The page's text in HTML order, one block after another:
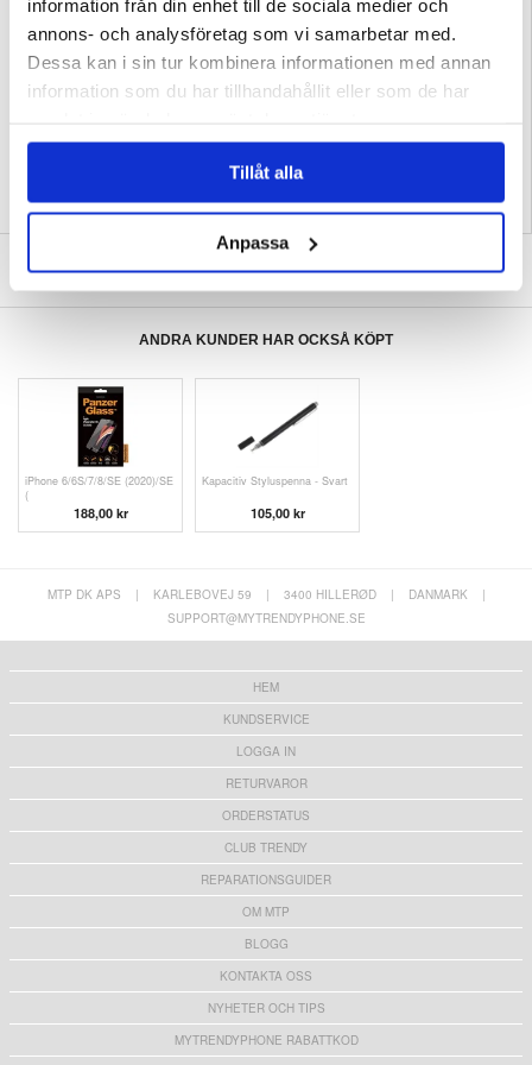
information från din enhet till de sociala medier och
annons- och analysföretag som vi samarbetar med.
Dessa kan i sin tur kombinera informationen med annan
information som du har tillhandahållit eller som de har
Tillåt alla
Anpassa
Kompatibilitet:
Motorola Edge 50 Neo
Förpackning:
Bulk
EAN: 5714122495259
SKRIV EN RECENSION
ANDRA KUNDER HAR OCKSÅ KÖPT
iPhone 6/6S/7/8/SE (2020)/SE
(
188,00 kr
Kapacitiv Styluspenna - Svart
105,00 kr
MTP DK APS | KARLEBOVEJ 59 | 3400 HILLERØD | DANMARK
|
SUPPORT@MYTRENDYPHONE.SE
HEM
KUNDSERVICE
LOGGA IN
RETURVAROR
ORDERSTATUS
CLUB TRENDY
REPARATIONSGUIDER
OM MTP
BLOGG
KONTAKTA OSS
NYHETER OCH TIPS
MYTRENDYPHONE RABATTKOD